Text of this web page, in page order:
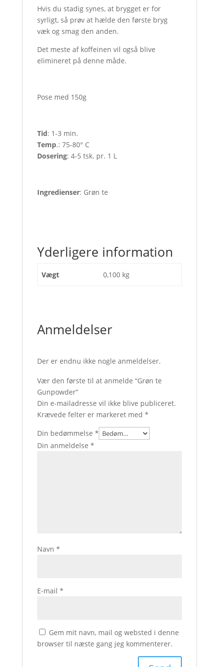
Hvis du stadig synes, at brygget er for
syrligt, så prøv at hælde den første bryg
væk og smag den anden.
Det meste af koffeinen vil også blive
elimineret på denne måde.
Pose med 150g
Tid: 1-3 min.
Temp.: 75-80° C
Dosering: 4-5 tsk. pr. 1 L
Ingredienser: Grøn te
Yderligere information
Vægt 0,100 kg
Anmeldelser
Der er endnu ikke nogle anmeldelser.
Vær den første til at anmelde “Grøn te
Gunpowder”
Din e-mailadresse vil ikke blive publiceret.
Krævede felter er markeret med *
Din bedømmelse *
Din anmeldelse *
Navn *
E-mail *
Gem mit navn, mail og websted i denne
browser til næste gang jeg kommenterer.